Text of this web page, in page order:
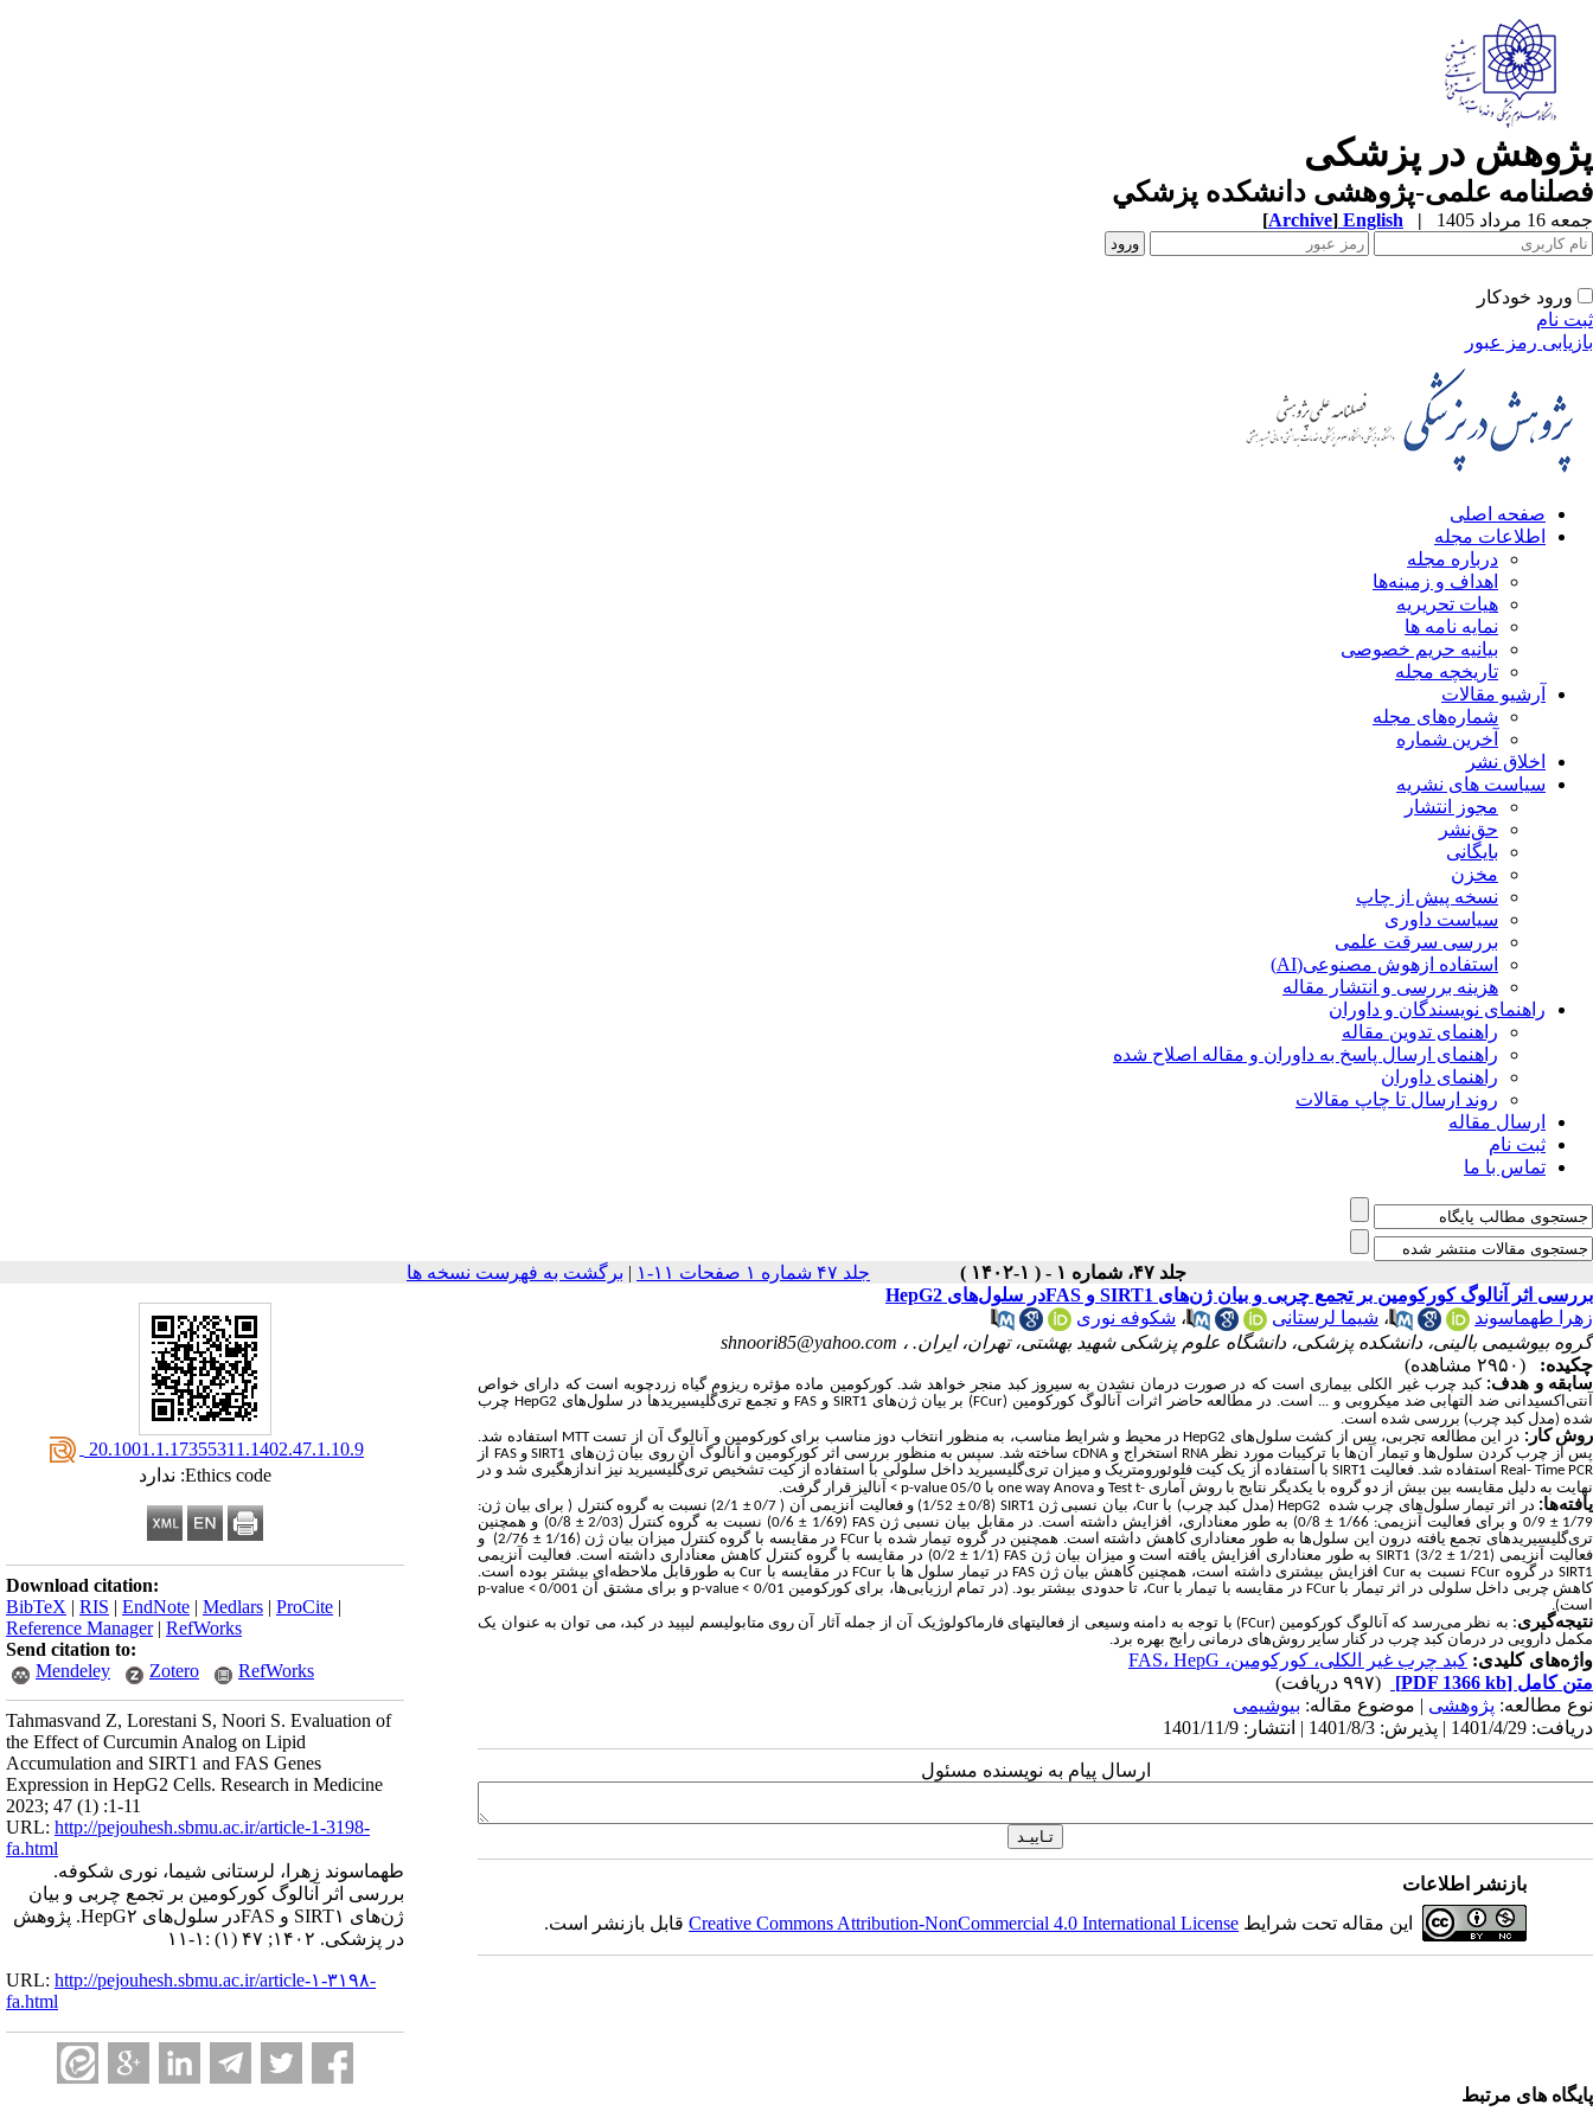
پژوهش در پزشکی
فصلنامه علمی-پژوهشی دانشکده پزشکي
جمعه 16 مرداد 1405 |
English
[Archive]
ورود خودکار
ثبت نام
بازیابی رمز عبور
صفحه اصلی
اطلاعات مجله
درباره مجله
اهداف و زمینه‌ها
هیات تحریریه
نمایه نامه ها
بیانیه حریم خصوصی
تاریخچه مجله
آرشیو مقالات
شماره‌های مجله
آخرین شماره
اخلاق نشر
سیاست های نشریه
مجوز انتشار
حق‌نشر
بایگانی
مخزن
نسخه پیش از چاپ
سیاست داوری
بررسی سرقت علمی
استفاده ازهوش مصنوعی(AI)
هزینه بررسی و انتشار مقاله
راهنمای نویسندگان و داوران
راهنمای تدوین مقاله
راهنمای ارسال پاسخ به داوران و مقاله اصلاح شده
راهنمای داوران
روند ارسال تا چاپ مقالات
ارسال مقاله
ثبت نام
تماس با ما
جلد ۴۷، شماره ۱ - ( ۱-۱۴۰۲ ) جلد ۴۷ شماره ۱ صفحات ۱۱-۱ | برگشت به فهرست نسخه ها
‎ 20.1001.1.17355311.1402.47.1.10.9
Ethics code: ندارد
Download citation:
BibTeX | RIS | EndNote | Medlars | ProCite |
Reference Manager| RefWorks
Send citation to:
Mendeley
Zotero RefWorks
Tahmasvand Z, Lorestani S, Noori S. Evaluation of
the Effect of Curcumin Analog on Lipid
Accumulation and SIRT1 and FAS Genes
Expression in HepG2 Cells. Research in Medicine
2023; 47 (1) :1-11
URL: http://pejouhesh.sbmu.ac.ir/article-1-3198-
fa.html
طهماسوند زهرا، لرستانی شیما، نوری شکوفه.
بررسی اثر آنالوگ کورکومین بر تجمع چربی و بیان
ژن‌های SIRT۱ و FASدر سلول‌های HepG۲. پژوهش
در پزشکی. ۱۴۰۲; ۴۷ (۱) :۱-۱۱
URL: http://pejouhesh.sbmu.ac.ir/article-۱-۳۱۹۸-
fa.html
بررسی اثر آنالوگ کورکومین بر تجمع چربی و بیان ژن‌های SIRT1 و FASدر سلول‌های HepG2
زهرا طهماسوند
، شیما لرستانی ، شکوفه نوری
گروه بیوشیمی بالینی، دانشکده پزشکی، دانشگاه علوم پزشکی شهید بهشتی، تهران، ایران. ، shnoori85@yahoo.com
چکیده:
(۲۹۵۰ مشاهده)
سابقه و هدف: کبد چرب غیر الکلی بیماری است که در صورت درمان نشدن به سیروز کبد منجر خواهد شد. کورکومین ماده مؤثره ریزوم گیاه زردچوبه است که دارای خواص
آنتی‌اکسیدانی ضد التهابی ضد میکروبی و ... است. در مطالعه حاضر اثرات
آنالوگ کورکومین (FCur
) بر بیان ژن‌های SIRT1 و FAS و تجمع تری‌گلیسیریدها در سلول‌های HepG2 چرب
شده (مدل کبد چرب) بررسی شده است.
روش کار: در این مطالعه تجربی، پس از کشت سلول‌های HepG2 در محیط و شرایط مناسب، به منظور انتخاب دوز مناسب برای کورکومین و آنالوگ آن از تستMTT استفاده شد.
پس از چرب کردن سلول‌ها و تیمار آن‌ها با ترکیبات مورد نظر RNA استخراج وcDNA ساخته شد. سپس به منظور بررسی اثر کورکومین و آنالوگ آن روی بیان ژن‌های SIRT1وFAS
از
Real- Time PCR
استفاده شد. فعالیت SIRT1 با استفاده از یک کیت فلوئورومتریک و میزان تری‌گلیسیرید داخل سلولی با استفاده از کیت تشخیص تری‌گلیسیرید نیز اندازه­گیری شد و در
نهایت به دلیل مقایسه بین بیش از دو گروه با یکدیگر نتایج با روش آماری t-
Test و one way Anova با 05/0 p-value
< آنالیز قرار گرفت.
یافتهها: در اثر تیمار سلول‌های چرب شده HepG2 (مدل کبد چرب) با Cur، بیان نسبی ژن SIRT1
(0/8
±
±
2/1) نسبت به گروه کنترل ( برای بیان ژن:
1/79
± 0/9 و برای فعالیت آنزیمی: 1/66 ±0/8) به طور معنا‌داری، افزایش داشته است. در مقابل بیان نسبی ژن FAS
(1/69
±0/6) نسبت به گروه کنترل (2/03 ±
0/8) و همچنین
تری‌گلیسیریدهای تجمع یافته درون این سلول‌ها به طور معناداری کاهش داشته است. همچنین در گروه تیمار شده با
FCur در مقایسه با گروه کنترل میزان بیان ژن (1/16 ±
2/76) و
فعالیت آنزیمی (1/21
±
3/2)
SIRT1به طور معنا‌داری افزایش یافته است و میزان بیان ژنFAS
(1/1
±
SIRT1 در گروهFCur نسبت بهCur افزایش بیشتری داشته است، همچنین کاهش بیان ژن FAS در تیمار سلول ها با FCur در مقایسه با Curبه طورقابل ملاحظه‌ای بیشتر بوده است.
کاهش چربی داخل سلولی در اثر تیمار باFCur در مقایسه با تیمار باCur، تا حدودی بیشتر بود. (در تمام ارزیابی‌ها، برای کورکومین 0/01 p-value < و برای مشتق آن 0/001
p-value <
است).
نتیجهگیری: به نظر می‌رسد که آنالوگ کورکومین (FCur ) با توجه به دامنه وسیعی از فعالیت­های فارماکولوژیک آن از جمله آثار آن روی متابولیسم لیپید در کبد، می توان به عنوان یک
مکمل دارویی در درمان کبد چرب در کنار سایر روش‌های درمانی رایج بهره برد.
واژه‌های کلیدی: کبد چرب غیر الکلی، کورکومین، FAS، HepG
متن کامل [PDF 1366 kb]
(۹۹۷ دریافت)
نوع مطالعه: پژوهشی | موضوع مقاله: بیوشیمی
دریافت: 1401/4/29 | پذیرش: 1401/8/3 | انتشار: 1401/11/9
ارسال پیام به نویسنده مسئول
بازنشر اطلاعات
این مقاله تحت شرایط Creative Commons Attribution-NonCommercial 4.0 International Licenseقابل بازنشر است.
پایگاه های مرتبط